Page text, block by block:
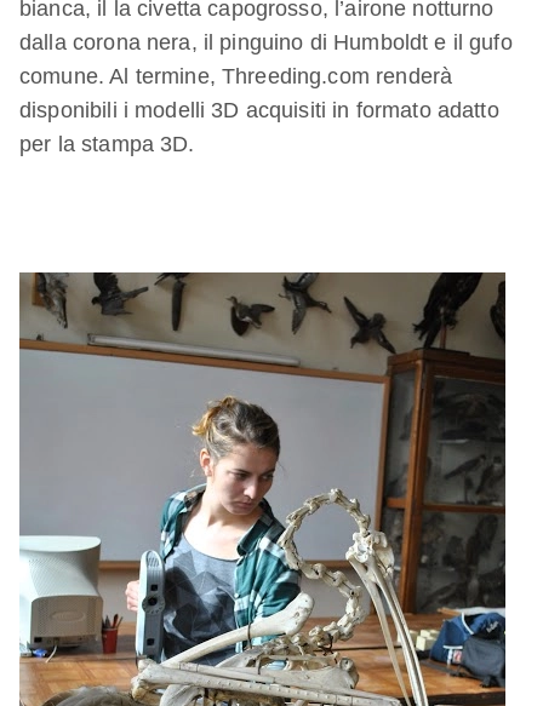
bianca, il la civetta capogrosso, l’airone notturno
dalla corona nera, il pinguino di Humboldt e il gufo
comune. Al termine, Threeding.com renderà
disponibili i modelli 3D acquisiti in formato adatto
per la stampa 3D.